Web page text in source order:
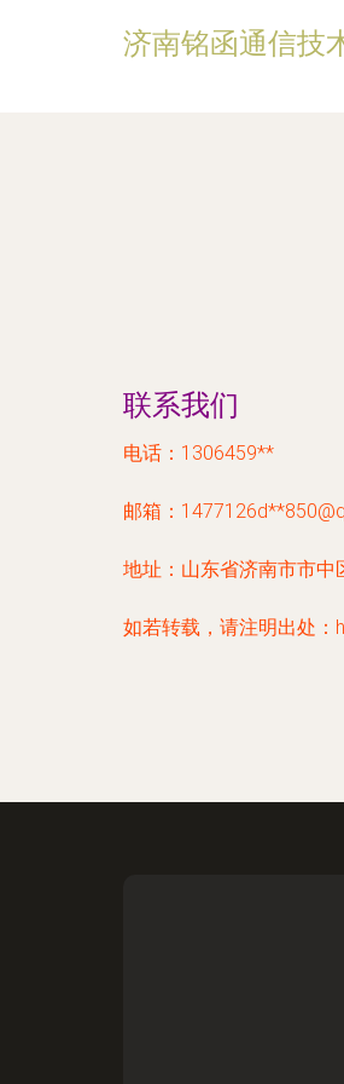
济南铭函通信技
联系我们
电话：1306459**
邮箱：1477126d**
地址：山东省济南市市
如若转载，请注明出处：